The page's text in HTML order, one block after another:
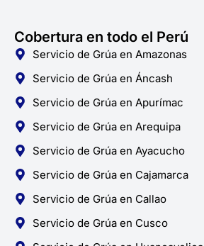
Cobertura en todo el Perú
Servicio de Grúa en Amazonas
Servicio de Grúa en Áncash
Servicio de Grúa en Apurímac
Servicio de Grúa en Arequipa
Servicio de Grúa en Ayacucho
Servicio de Grúa en Cajamarca
Servicio de Grúa en Callao
Servicio de Grúa en Cusco